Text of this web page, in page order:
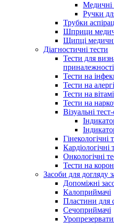
Медичні
Ручки
Трубки
Шприци
Щипці
Діагностичні тести
Тести для
приналежності
Тести на
Тести на
Тести на
Тести на
Візуальні
Гінекологічні
Кардіологічні
Онкологічні
Тести на
Засоби для догляду
Допоміжні
Калоприймачі
Пластини для
Сечоприймачі